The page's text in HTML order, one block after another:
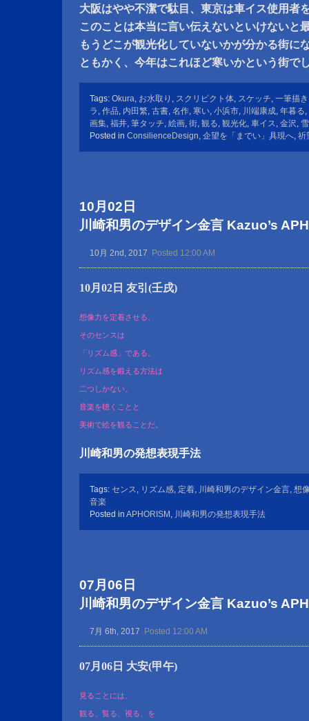
大阪はやや不潔で駄目、東京は車イス使用者
このことは本当に言い伝えないといけないと
もうどこが観光化していないかが分かる街に
ともかく、今年はこれほど寒いかという街で
Tags: Okura, お水取り , スクリピクト体, スケッチ, 一筆描き
ラ , 作品, 内田繁, 古書, 名作, 寒い, 小浜市, 川端康成, 年暮る,
画集, 福井, 筆タッチ, 絵画, 街, 観る, 観光化, 車イス, 金沢,
Posted in ConsilienceDesign, 企望を「までい」具現へ, 祈
10月02日
川崎和男のデザイン金言 Kazuo’s
10月 2nd, 2017 Posted 12:00 AM
10月02日 友引(壬戌)
想像力を定着させる、
そのセンスは
「リズム感」である。
リズム感を鍛える方法は
二つしかない。
音楽を聴くことと
美術で絵を観ることだ。
川崎和男の発想表現手法
Tags: センス, リズム感, 定着, 川崎和男のデザイン金言, 想
音楽
Posted in APHORISM , 川崎和男の発想表現手法
07月06日
川崎和男のデザイン金言 Kazuo’s
7月 6th, 2017 Posted 12:00 AM
07月06日 大安(甲午)
見ることには、
観る、覧る、視る、を